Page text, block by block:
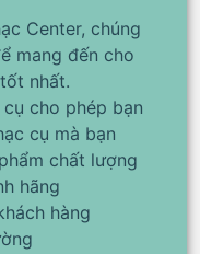
Center, chúng
mang đến cho
nhất.
cho phép bạn
cụ mà bạn
chất lượng
hãng
hàng